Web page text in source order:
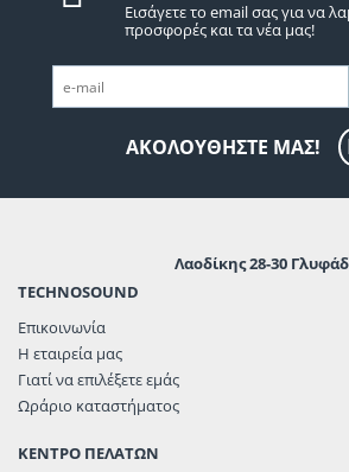
Εισάγετε το email σας για να
προσφορές και τα νέα μας!
ΑΚΟΛΟΥΘΗΣΤΕ ΜΑΣ!
Λαοδίκης 28-30
TECHNOSOUND
Επικοινωνία
Η εταιρεία μας
Γιατί να επιλέξετε εμάς
Ωράριο καταστήματος
ΚΕΝΤΡΟ ΠΕΛΑΤΩΝ